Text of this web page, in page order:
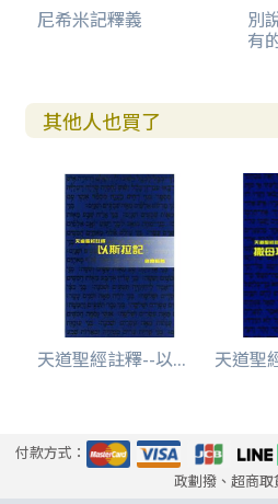
尼希米記釋義 別
有
其他人也買了
天道聖經註釋--以... 天道聖
付款方式：
政劃撥、超商取